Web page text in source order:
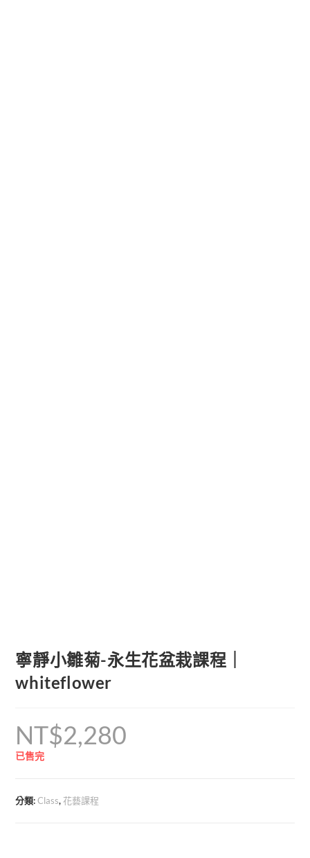
寧靜小雛菊-永生花盆栽課程｜
whiteflower
NT$2,280
已售完
分類:Class, 花藝課程